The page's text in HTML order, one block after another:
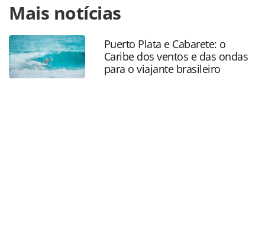
https://www.panrotas.com.br/aviacao/empresas/2025/05/
airlines-revela-detalhes-dos-novos-interiores-da-frota-de-
boeing-787-9-veja-video_217312.html ou as ferramentas
oferecidas na página. Todo o conteúdo produzido pela
PANROTAS Editora é protegido pela legislação brasileira
sobre direito autoral. Não reproduza o conteúdo sem
Mais notícias
Puerto Plata e Cabarete: o
Caribe dos ventos e das ondas
para o viajante brasileiro